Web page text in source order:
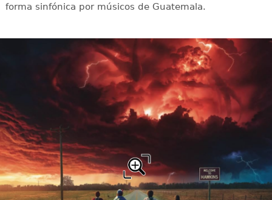
forma sinfónica por músicos de Guatemala.